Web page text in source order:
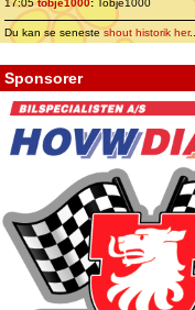
17:05tobje1000: Tobje1000
Du kan se senesteshout historik her...
Sponsorer